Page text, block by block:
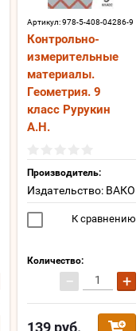
Артикул:978-5-408-04286-9
Контрольно-
измерительные
материалы.
Геометрия. 9
класс Рурукин
А.Н.
Производитель:
Издательство: ВАКО
К сравнению
Количество:
− +
139 руб.